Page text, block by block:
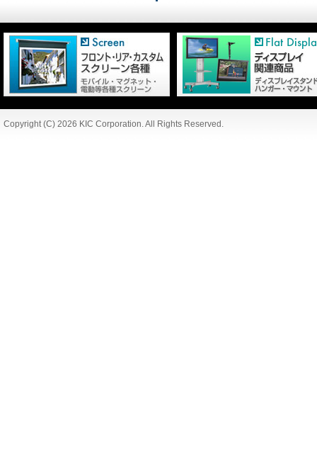
Copyright (C) 2026 KIC Corporation. All Rights Reserved.